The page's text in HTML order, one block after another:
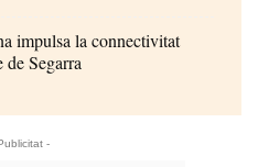
impulsa la connectivitat
de Segarra
-